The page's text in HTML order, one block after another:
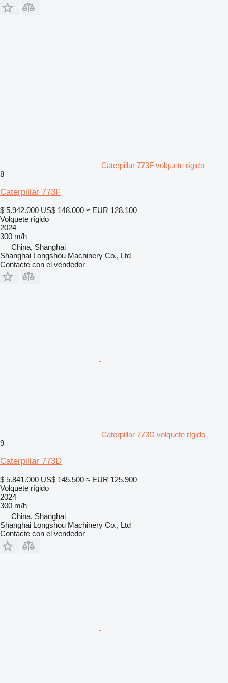
Caterpillar 773F volquete rígido
8
Caterpillar 773F
$ 5.942.000 US$ 148.000 ≈ EUR 128.100
Volquete rígido
2024
300 m/h
China, Shanghai
Shanghai Longshou Machinery Co., Ltd
Contacte con el vendedor
Caterpillar 773D volquete rígido
9
Caterpillar 773D
$ 5.841.000 US$ 145.500 ≈ EUR 125.900
Volquete rígido
2024
300 m/h
China, Shanghai
Shanghai Longshou Machinery Co., Ltd
Contacte con el vendedor